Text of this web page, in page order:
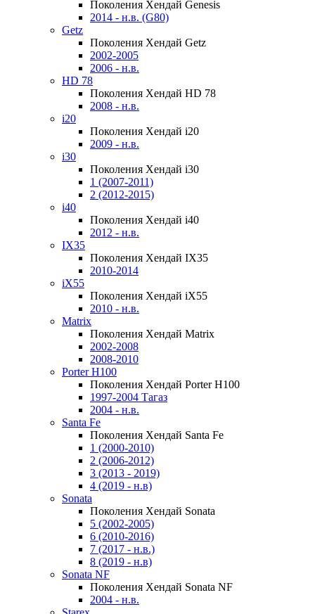
Поколения Хендай Genesis
2014 - н.в. (G80)
Getz
Поколения Хендай Getz
2002-2005
2006 - н.в.
HD 78
Поколения Хендай HD 78
2008 - н.в.
i20
Поколения Хендай i20
2009 - н.в.
i30
Поколения Хендай i30
1 (2007-2011)
2 (2012-2015)
i40
Поколения Хендай i40
2012 - н.в.
IX35
Поколения Хендай IX35
2010-2014
iX55
Поколения Хендай iX55
2010 - н.в.
Matrix
Поколения Хендай Matrix
2002-2008
2008-2010
Porter H100
Поколения Хендай Porter H100
1997-2004 Тагаз
2004 - н.в.
Santa Fe
Поколения Хендай Santa Fe
1 (2000-2010)
2 (2006-2012)
3 (2013 - 2019)
4 (2019 - н.в)
Sonata
Поколения Хендай Sonata
5 (2002-2005)
6 (2010-2016)
7 (2017 - н.в.)
8 (2019 - н.в)
Sonata NF
Поколения Хендай Sonata NF
2004 - н.в.